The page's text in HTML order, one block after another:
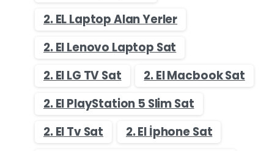
2. EL Laptop Alan Yerler
2. El Lenovo Laptop Sat
2. El LG TV Sat
2. El Macbook Sat
2. El PlayStation 5 Slim Sat
2. El Tv Sat
2. El İphone Sat